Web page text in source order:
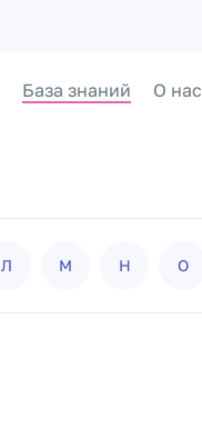
База знаний О нас
Л М Н О